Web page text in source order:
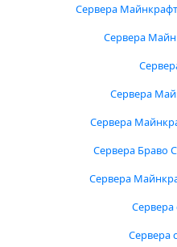
Сервера
Сервера
Сервера
Сервера
Сервера Браво
Сервера
Сервера
Сервера